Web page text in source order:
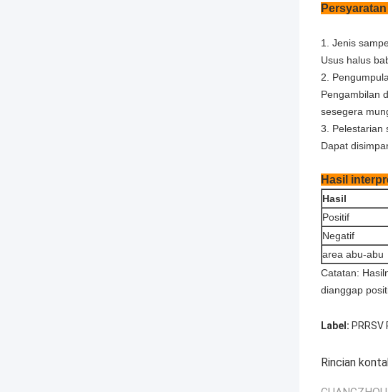
1. Jenis
Usus halus
2.
Pengambilan
sesegera
3. Pelestarian
Dapat
Hasil
Hasil
Positif
Negatif
area abu-abu
Catatan:
dianggap
Label:
Rincian